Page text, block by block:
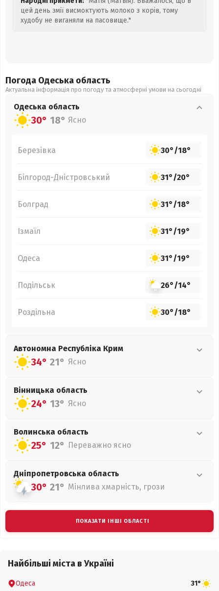
цей день змії висмоктують молоко з корів, тому
худобу не виганяли на пасовище."
Погода Одеська область
Актуальна інформація про погоду та атмосферні умови на сьогодні
Одеська область
30° 18° Ясно
Березівка 30°/18°
Білгород-Дністровський 31°/20°
Болград 31°/18°
Ізмаїл 31°/19°
Одеса 31°/19°
Подільськ 26°/14°
Роздільна 30°/18°
Автономна Республіка Крим
34° 21° Ясно
Вінницька область
24° 13° Ясно
Волинська область
25° 12° Переважно ясно
Дніпропетровська область
30° 21° Мінлива хмарність, грози
ПОКАЗАТИ ІНШІ ОБЛАСТІ
Найбільші міста в Україні
Одеса 31°